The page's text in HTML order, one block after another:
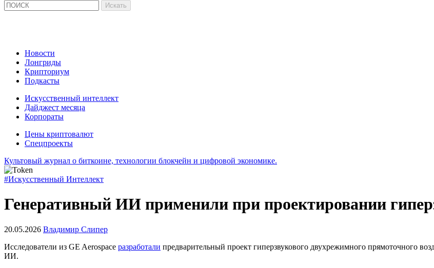
Новости
Лонгриды
Крипториум
Подкасты
Искусственный интеллект
Дайджест месяца
Корпораты
Цены криптовалют
Спецпроекты
Культовый журнал о биткоине, технологии блокчейн и цифровой экономике.
#Искусственный Интеллект
Генеративный ИИ применили при проектировании
20.05.2026 Владимир Слипер
Исследователи из GE Aerospace разработали предварительный проект гиперзвукового двухрежимного прямоточного
ИИ.